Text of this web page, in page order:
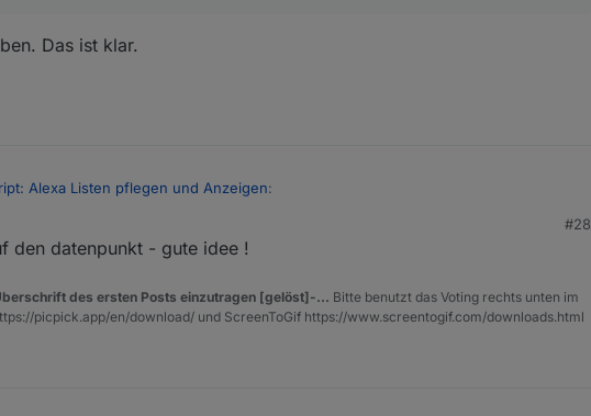
Das ist klar.
Alexa Listen pflegen und Anzeigen:
bleibt trotzdem - das ist ja dynamisch und ändert sich
der soll ja auch bleiben. Das ist klar.
Blockly :-)
#28
den datenpunkt - gute idee !
des ersten Posts einzutragen [gelöst]-... Bitte benutzt das Voting rechts unten im
picpick.app/en/download/ und ScreenToGif https://www.screentogif.com/downloads.html